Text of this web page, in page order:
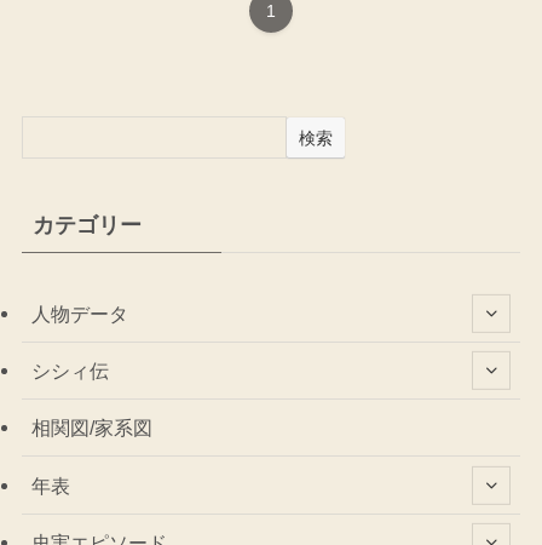
1
検索
カテゴリー
人物データ
シシィ伝
相関図/家系図
年表